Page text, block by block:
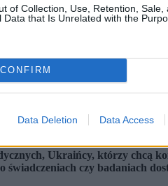
of Collection, Use, Retention, Sale,
Data that Is Unrelated with the
CONFIRM
Data Deletion Data Access
Albert Zawada (fot. Albert Zawada / PAP)
Ukraińcy, którzy chcą
czy badaniach